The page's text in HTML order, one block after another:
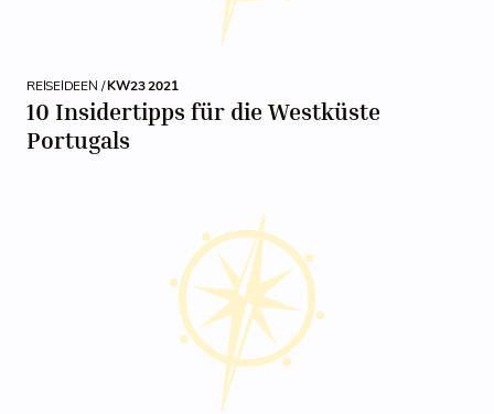
REISEIDEEN /KW23 2021
10 Insidertipps für die Westküste
Portugals